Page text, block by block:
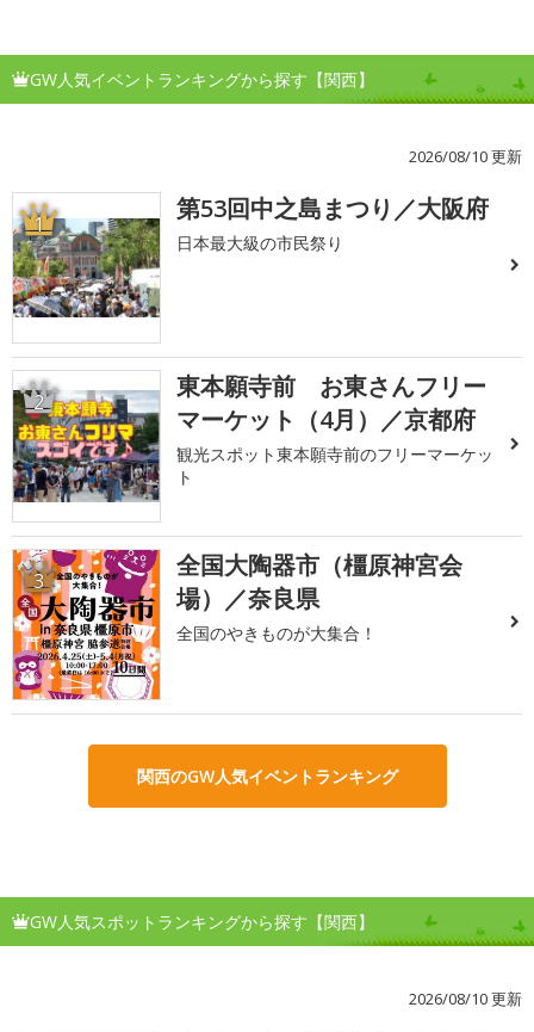
GW人気イベントランキングから探す【関西】
2026/08/10 更新
1 第53回中之島まつり／大阪府
日本最大級の市民祭り
2
東本願寺前 お東さんフリー
マーケット（4月）／京都府
観光スポット東本願寺前のフリーマーケッ
ト
3
全国大陶器市（橿原神宮会
場）／奈良県
全国のやきものが大集合！
関西のGW人気イベントランキング
GW人気スポットランキングから探す【関西】
2026/08/10 更新